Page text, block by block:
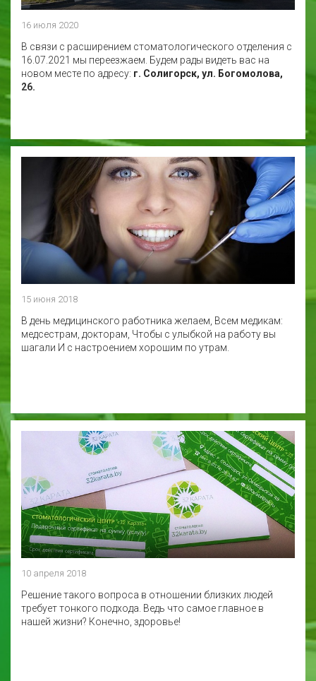
16 июля 2020
В связи с расширением стоматологического отделения с
16.07.2021 мы переезжаем. Будем рады видеть вас на
новом месте по адресу: г. Солигорск, ул. Богомолова,
26.
15 июня 2018
В день медицинского работника желаем, Всем медикам:
медсестрам, докторам, Чтобы с улыбкой на работу вы
шагали И с настроением хорошим по утрам.
10 апреля 2018
Решение такого вопроса в отношении близких людей
требует тонкого подхода. Ведь что самое главное в
нашей жизни? Конечно, здоровье!